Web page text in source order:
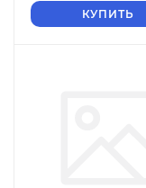
КУПИТЬ